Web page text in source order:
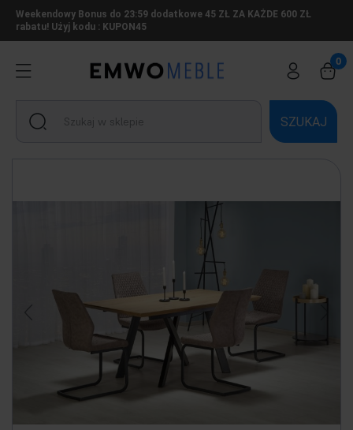
Weekendowy Bonus do 23:59 dodatkowe 45 ZŁ ZA KAŻDE 600 ZŁ
rabatu! Użyj kodu : KUPON45
SZUKAJ